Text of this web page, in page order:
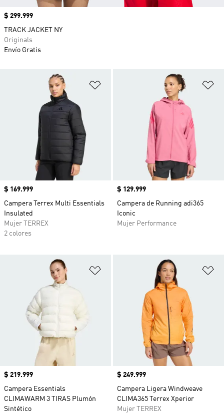
Añadir a la lista de deseos
Precio
$ 169.999
Campera Terrex Multi Essentials
Insulated
Mujer TERREX
2 colores
Precio
$ 129.999
Campera de Running adi365
Iconic
Mujer Performance
Añadir a la lista de deseos
Precio
$ 219.999
Campera Essentials
CLIMAWARM 3 TIRAS Plumón
Sintético
Precio
$ 249.999
Campera Ligera Windweave
CLIMA365 Terrex Xperior
Mujer TERREX
Precio
$ 299.999
TRACK JACKET NY
Originals
Envío Gratis